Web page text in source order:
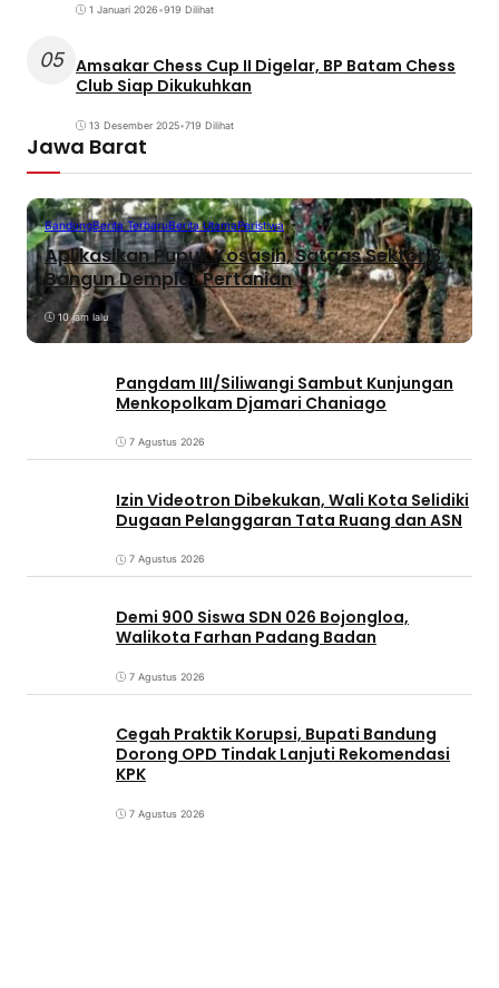
1 Januari 2026•919 Dilihat
05 Amsakar Chess Cup II Digelar, BP Batam Chess
Club Siap Dikukuhkan
13 Desember 2025•719 Dilihat
Jawa Barat
BandungBerita TerbaruBerita UtamaPeristiwa
Aplikasikan Pupuk Kosasih, Satgas Sektor 8
Bangun Demplot Pertanian
10 jam lalu
Pangdam III/Siliwangi Sambut Kunjungan
Menkopolkam Djamari Chaniago
7 Agustus 2026
Izin Videotron Dibekukan, Wali Kota Selidiki
Dugaan Pelanggaran Tata Ruang dan ASN
7 Agustus 2026
Demi 900 Siswa SDN 026 Bojongloa,
Walikota Farhan Padang Badan
7 Agustus 2026
Cegah Praktik Korupsi, Bupati Bandung
Dorong OPD Tindak Lanjuti Rekomendasi
KPK
7 Agustus 2026